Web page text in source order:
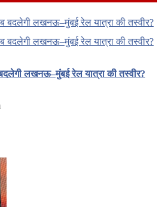
लखनऊ–मुंबई रेल यात्रा की तस्वीर?